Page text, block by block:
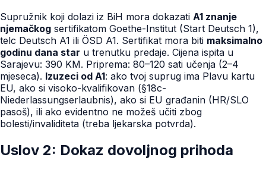
Supružnik koji dolazi iz BiH mora dokazati A1 znanje
njemačkog sertifikatom Goethe-Institut (Start Deutsch 1),
telc Deutsch A1 ili ÖSD A1. Sertifikat mora biti maksimalno
godinu dana star u trenutku predaje. Cijena ispita u
Sarajevu: 390 KM. Priprema: 80–120 sati učenja (2–4
mjeseca). Izuzeci od A1: ako tvoj suprug ima Plavu kartu
EU, ako si visoko-kvalifikovan (§18c-
Niederlassungserlaubnis), ako si EU građanin (HR/SLO
pasoš), ili ako evidentno ne možeš učiti zbog
bolesti/invaliditeta (treba ljekarska potvrda).
Uslov 2: Dokaz dovoljnog prihoda